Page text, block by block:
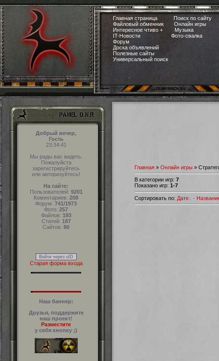
Главная страница
Поиск по сайту
Файловый обменник
Онлайн игры
Интересное чтиво +
Музыка
IT-Новости
Фото-свалка
Форум
Доска объявлений
Полезные сайты
Универсальный поиск
Добрый вечер,
Гость
23:34:41
Мы рады вас видеть.
Пожалуйста
зарегистрируйтесь
или авторизуйтесь!
На сайте:
Пользователей: 9201
Коментариев: 208
Форум: 741/1973
Фото: 257
Файлов: 193
Статей: 187
Сайтов: 80
Войти через uID
Старая форма входа
Наш баннер:
Друзья, поддержите
наш проект!
Разместите
у себя кнопку ;)
Главная » Онлайн игры »
В категории игр: 7
Показано игр: 1-7
Сортировать по: Дате ·